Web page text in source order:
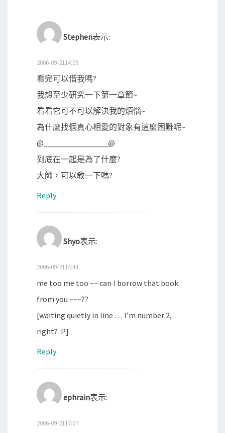
Stephen表示:
2006-09-2114:09
看完可以借我嗎?
我想至少研究一下第一章節~
看看它可不可以解決我的煩惱~
為什麼找個真心相愛的對象有這麼困難呢~
@________________@
到底在一起是為了什麼?
大師，可以敎一下嗎?
Reply
Shyo表示:
2006-09-2114:44
me too me too ~~ can I borrow that book
from you ~~~??
[waiting quietly in line … I’m number 2,
right? :P]
Reply
ephrain表示:
2006-09-2117:07